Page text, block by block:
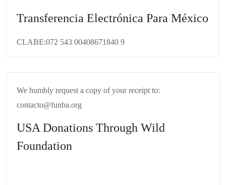
Transferencia Electrónica Para México
CLABE:072 543 00408671840 9
We humbly request a copy of your receipt to:
contacto@funba.org
USA Donations Through Wild
Foundation